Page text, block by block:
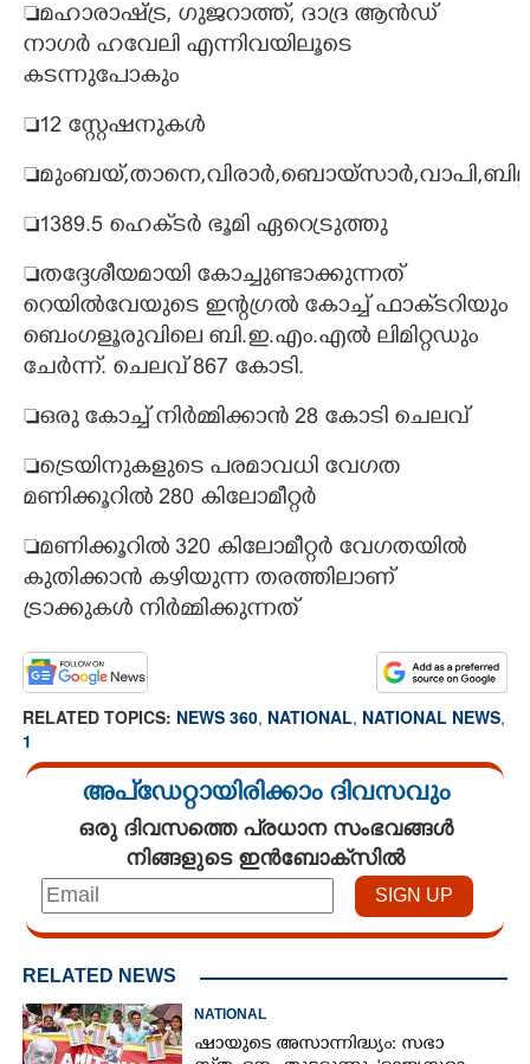
മഹാരാഷ്ട്ര, ഗുജറാത്ത്, ദാദ്ര ആൻഡ്
നാഗർ ഹവേലി എന്നിവയിലൂടെ
കടന്നുപോകും
12 സ്റ്റേഷനുകൾ
1389.5 ഹെക്‌ടർ ഭൂമി ഏറ്രെടുത്തു
തദ്ദേശീയമായി കോച്ചുണ്ടാക്കുന്നത്
റെയിൽവേയുടെ ഇന്റഗ്രൽ കോച്ച് ഫാക്‌ടറിയും
ബെംഗളൂരുവിലെ ബി.ഇ.എം.എൽ ലിമിറ്റഡും
ചേർന്ന്. ചെലവ് 867 കോടി.
ഒരു കോച്ച് നിർമ്മിക്കാൻ 28 കോടി ചെലവ്
ട്രെയിനുകളുടെ പരമാവധി വേഗത
മണിക്കൂറിൽ 280 കിലോമീറ്റർ
മണിക്കൂറിൽ 320 കിലോമീറ്റർ വേഗതയിൽ
കുതിക്കാൻ കഴിയുന്ന തരത്തിലാണ്
ട്രാക്കുകൾ നിർമ്മിക്കുന്നത്
RELATED TOPICS: NEWS 360, NATIONAL, NATIONAL NEWS,
1
അപ്ഡേറ്റായിരിക്കാം ദിവസവും
ഒരു ദിവസത്തെ പ്രധാന സംഭവങ്ങൾ
നിങ്ങളുടെ ഇൻബോക്സിൽ
RELATED NEWS
NATIONAL
ഷായുടെ അസാന്നിദ്ധ്യം: സഭാ